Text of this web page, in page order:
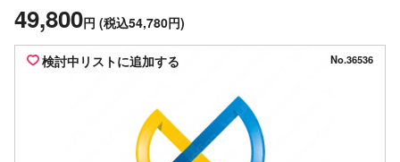
49,800円 (税込54,780円)
検討中リストに追加する No.36536